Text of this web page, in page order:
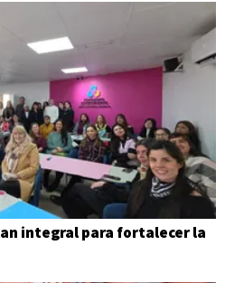
integral para fortalecer la